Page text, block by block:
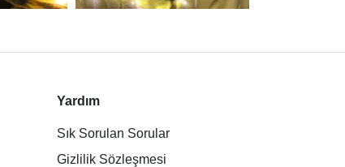
Yardım
Sık Sorulan Sorular
Gizlilik Sözleşmesi